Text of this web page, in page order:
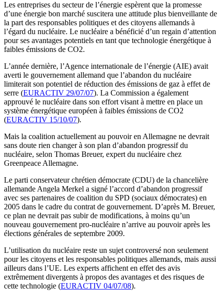
Les entreprises du secteur de l’énergie espèrent que la promesse
d’une énergie bon marché suscitera une attitude plus bienveillante de
la part des responsables politiques et des citoyens allemands à
l’égard du nucléaire. Le nucléaire a bénéficié d’un regain d’attention
pour ses avantages potentiels en tant que technologie énergétique à
faibles émissions de CO2.
L’année dernière, l’Agence internationale de l’énergie (AIE) avait
averti le gouvernement allemand que l’abandon du nucléaire
limiterait son potentiel de réduction des émissions de gaz à effet de
serre (EURACTIV 29/07/07). La Commission a également
approuvé le nucléaire dans son effort visant à mettre en place un
système énergétique européen à faibles émissions de CO2
(EURACTIV 15/10/07).
Mais la coalition actuellement au pouvoir en Allemagne ne devrait
sans doute rien changer à son plan d’abandon progressif du
nucléaire, selon Thomas Breuer, expert du nucléaire chez
Greenpeace Allemagne.
Le parti conservateur chrétien démocrate (CDU) de la chancelière
allemande Angela Merkel a signé l’accord d’abandon progressif
avec ses partenaires de coalition du SPD (sociaux démocrates) en
2005 dans le cadre du contrat de gouvernement. D’après M. Breuer,
ce plan ne devrait pas subir de modifications, à moins qu’un
nouveau gouvernement pro-nucléaire n’arrive au pouvoir après les
élections générales de septembre 2009.
L’utilisation du nucléaire reste un sujet controversé non seulement
pour les citoyens et les responsables politiques allemands, mais aussi
ailleurs dans l’UE. Les experts affichent en effet des avis
extrêmement divergents à propos des avantages et des risques de
cette technologie (EURACTIV 04/07/08).